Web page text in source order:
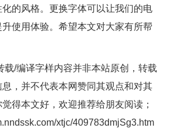
的风格。更换字体可以让我们的电
使用体验。希望本文对大家有所帮
载/编译字样内容并非本站原创，转载
，并不代表本网赞同其观点和对其
得本文好，欢迎推荐给朋友阅读；
xtjc/409783dmjSg3.htm